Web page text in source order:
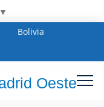
▼
Bolivia
Oeste